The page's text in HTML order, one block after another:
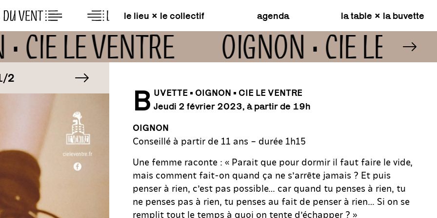
le lieu × le collectif agenda la table × la buvette
• CIE LE VENTRE OIGNON • CIE LE
B UVETTE • OIGNON • CIE LE VENTRE
Jeudi 2 février 2023, à partir de 19h
OIGNON
Conseillé à partir de 11 ans – durée 1h15
Une femme raconte : « Parait que pour dormir il faut faire le vide,
mais comment fait-on quand ça ne s’arrête jamais ? Et puis
penser à rien, c’est pas possible… car quand tu penses à rien, tu
ne penses pas à rien, tu penses au fait de penser à rien… Si on se
remplit tout le temps à quoi on tente d’échapper ? »